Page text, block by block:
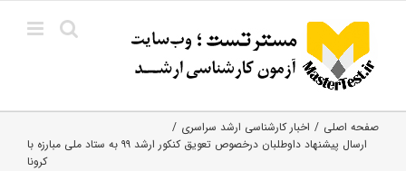
content
صفحه اصلی
اخبار کارشناسی ارشد سراسری
ارسال پیشنهاد داوطلبان درخصوص تعویق کنکور ارشد ۹۹ به ستاد ملی مبارزه با
کرونا